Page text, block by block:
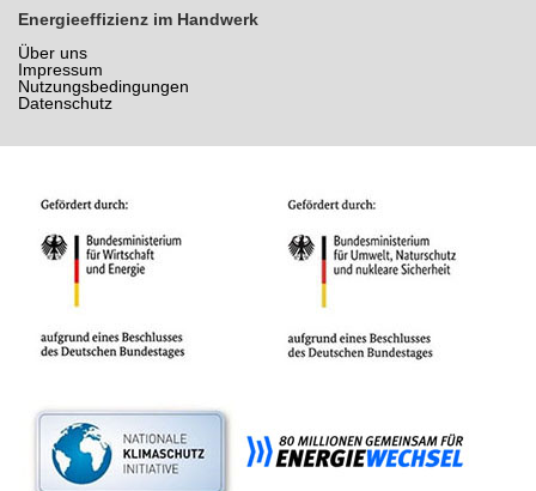
Energieeffizienz im Handwerk
Über uns
Impressum
Nutzungsbedingungen
Datenschutz